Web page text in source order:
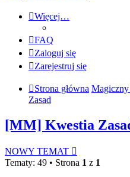
Więcej…
FAQ
Zaloguj się
Zarejestruj się
Strona główna
Zasad
[MM] Kwestia
NOWY TEMAT
Tematy: 49 • Strona 1 z 1